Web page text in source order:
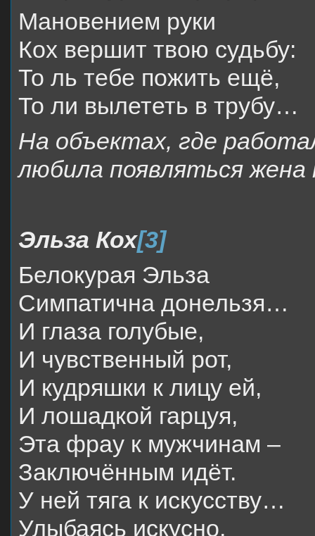
Мановением руки
Кох вершит твою судьбу:
То ль тебе пожить ещё,
То ли вылететь в трубу…
На объектах, где
любила появляться
Эльза Кох[3]
Белокурая Эльза
Симпатична донельзя…
И глаза голубые,
И чувственный рот,
И кудряшки к лицу ей,
И лошадкой гарцуя,
Эта фрау к мужчинам –
Заключённым идёт.
У ней тяга к искусству…
Улыбаясь искусно,